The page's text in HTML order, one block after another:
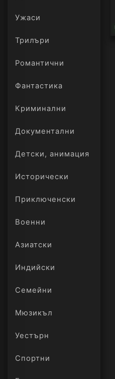
Ужаси
Трилъри
онлайн
Романтични
Фантастика
Криминални
Документални
Детски, анимация
Исторически
Приключенски
Военни
Азиатски
Индийски
Семейни
Мюзикъл
Уестърн
Спортни